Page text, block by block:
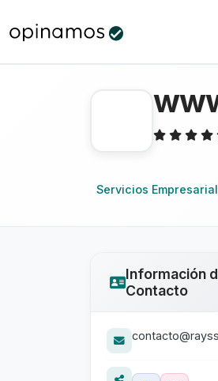
Servicios
Información
Contacto